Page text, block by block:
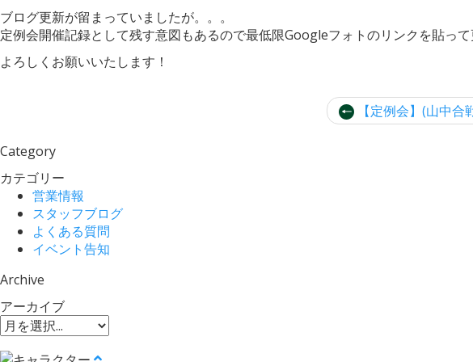
ブログ更新が留まっていましたが。。。
定例会開催記録として残す意図もあるので最低限Googleフォトのリンクを貼って
よろしくお願いいたします！
【定例会】(山中合
Category
カテゴリー
営業情報
スタッフブログ
よくある質問
イベント告知
Archive
アーカイブ